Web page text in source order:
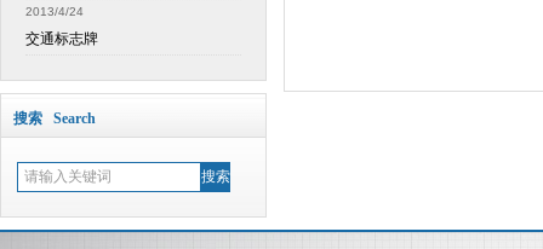
2013/4/24
交通标志牌
搜索 Search